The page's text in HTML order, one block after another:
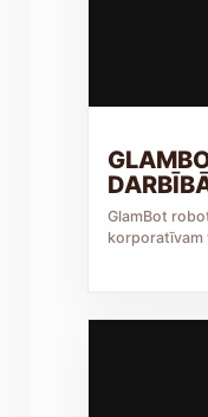
GlamBot
korporatīvam